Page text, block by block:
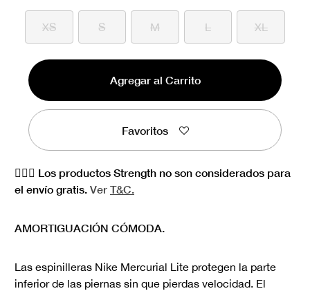
XS S M L XL
Agregar al Carrito
Favoritos
🏋🏻‍♀️ Los productos Strength no son considerados para
el envío gratis. Ver T&C.
AMORTIGUACIÓN CÓMODA.
Las espinilleras Nike Mercurial Lite protegen la parte
inferior de las piernas sin que pierdas velocidad. El